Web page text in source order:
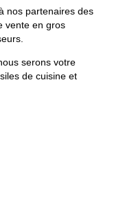
nos partenaires des
vente en gros
serons votre
de cuisine et